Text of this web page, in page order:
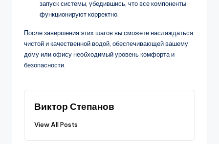
запуск системы, убедившись, что все компоненты
функционируют корректно.
После завершения этих шагов вы сможете наслаждаться
чистой и качественной водой, обеспечивающей вашему
дому или офису необходимый уровень комфорта и
безопасности.
Виктор Степанов
View All Posts